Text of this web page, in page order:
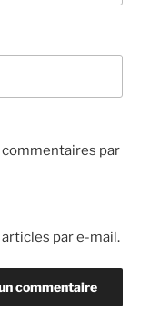
par
par e-mail.